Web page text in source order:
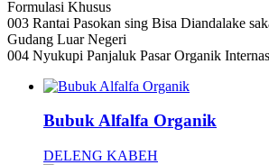
Formulasi Khusus
003 Rantai Pasokan sing Bisa Diandalake
Gudang Luar Negeri
004 Nyukupi Panjaluk Pasar Organik
Bubuk Alfalfa Organik
DELENG KABEH